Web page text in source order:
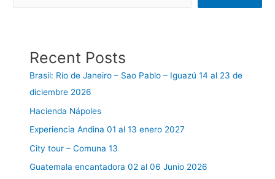
Recent Posts
Brasil: Río de Janeiro – Sao Pablo – Iguazú 14 al 23 de
diciembre 2026
Hacienda Nápoles
Experiencia Andina 01 al 13 enero 2027
City tour – Comuna 13
Guatemala encantadora 02 al 06 Junio 2026